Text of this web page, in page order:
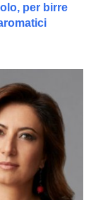
per birre